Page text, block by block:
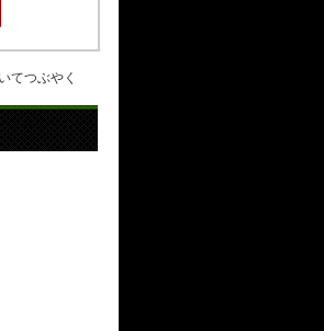
てつぶやく